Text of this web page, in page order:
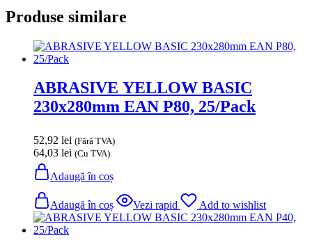
Produse similare
ABRASIVE YELLOW BASIC
230x280mm EAN P80, 25/Pack
52,92 lei (Fără TVA)
64,03 lei (Cu TVA)
Adaugă în coș
Adaugă în coș Vezi rapid Add to wishlist